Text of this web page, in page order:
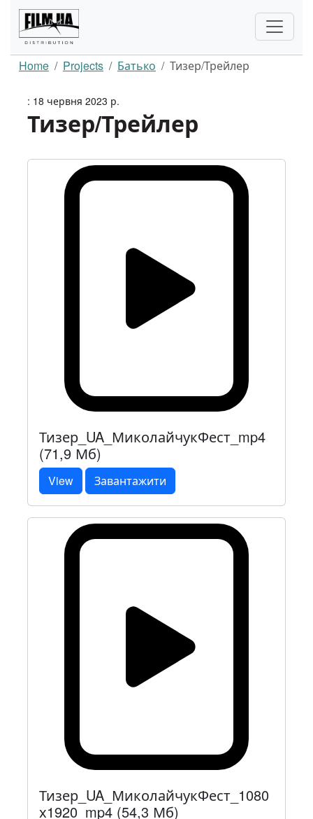
Home Projects Батько Тизер/Трейлер
: 18 червня 2023 р.
Тизер/Трейлер
Тизер_UA_МиколайчукФест_mp4
(71,9 Мб)
View Завантажити
Тизер_UA_МиколайчукФест_1080
х1920_mp4 (54,3 Мб)